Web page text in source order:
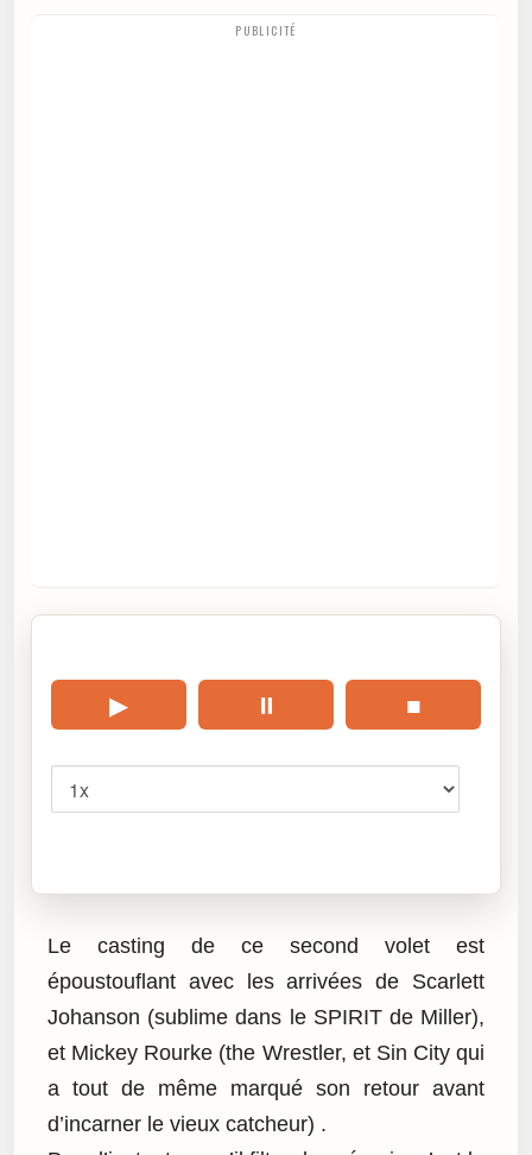
PUBLICITÉ
▶ ⏸ ■
Le casting de ce second volet est
époustouflant avec les arrivées de Scarlett
Johanson (sublime dans le SPIRIT de Miller),
et Mickey Rourke (the Wrestler, et Sin City qui
a tout de même marqué son retour avant
d’incarner le vieux catcheur) .